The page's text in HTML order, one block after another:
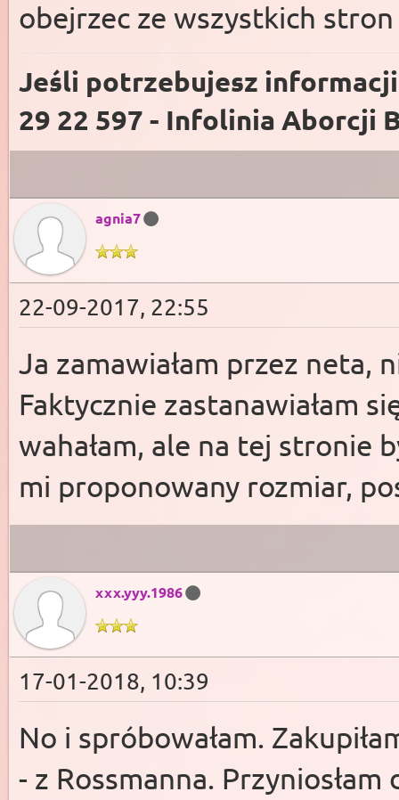
obejrzec ze wszystkich
Jeśli potrzebujesz
29 22 597 - Infolinia Aborcji
agnia7
22-09-2017, 22:55
Ja zamawiałam przez neta,
Faktycznie zastanawiałam
wahałam, ale na tej stronie
mi proponowany rozmiar,
xxx.yyy.1986
17-01-2018, 10:39
No i spróbowałam.
- z Rossmanna.